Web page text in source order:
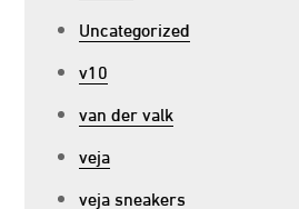
Uncategorized
v10
van der valk
veja
veja sneakers